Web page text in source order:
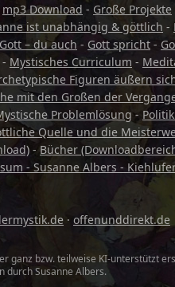
mp3 Download - Große Projekte
ist unabhängig & göttlich -
– du auch - Gott spricht -
- Mystisches Curriculum -
Figuren äußern
mit den Großen der
Problemlösung-
Quelle und die
- Bücher
- Susanne Albers -
· offenunddirekt.de
bzw. teilweise KI-unterstützt
durch Susanne Albers.